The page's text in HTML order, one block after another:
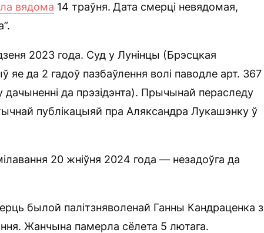
вядома 14 траўня. Дата смерці невядомая,
2023 года. Суд у Лунінцы (Брэсцкая
яе да 2 гадоў пазбаўлення волі паводле арт. 367
да прэзідэнта). Прычынай пераследу
публікацыяй пра Аляксандра Лукашэнку ў
20 жніўня 2024 года — незадоўга да
былой палітзняволенай Ганны Кандраценка з
Жанчына памерла сёлета 5 лютага.